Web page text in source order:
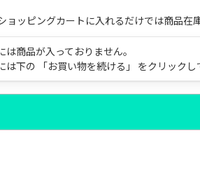
ッピングカートに入れるだけでは商品在
商品が入っておりません。
は下の 「お買い物を続ける」 をクリックし